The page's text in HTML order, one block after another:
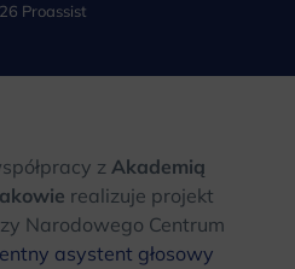
Proassist
zAkademią
realizuje projekt
Narodowego Centrum
asystent głosowy